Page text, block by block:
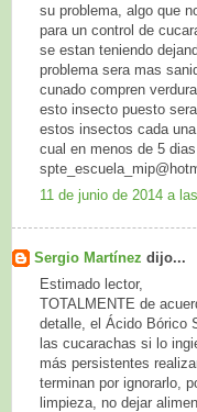
su problema, algo que
para un control de
se estan teniendo
problema sera mas
cunado compren
esto insecto puesto
estos insectos cada
cual en menos de 5
11 de junio de 2014 a
Sergio Martínez dijo...
Estimado lector,
TOTALMENTE de
detalle, el Ácido Bórico
las cucarachas si lo
más persistentes
terminan por ignorarlo,
limpieza, no dejar